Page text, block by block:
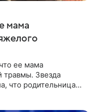
мама
ее мама
травмы. Звезда
что родительница